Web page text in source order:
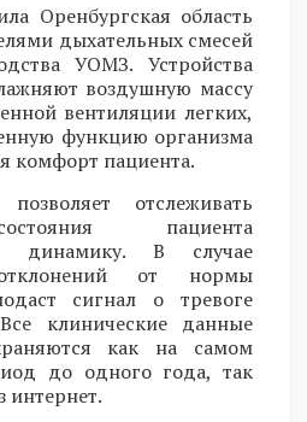
Оренбургская область
дыхательных смесей
УОМЗ. Устройства
воздушную массу
вентиляции легких,
функцию организма
комфорт пациента.
отслеживать
пациента
динамику. В случае
от нормы
сигнал о тревоге
клинические данные
как на самом
до одного года, так
интернет.